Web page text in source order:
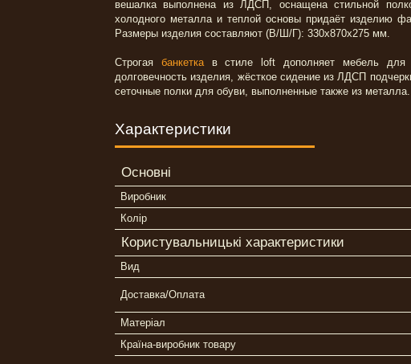
вешалка выполнена из ЛДСП, оснащена стильной
холодного металла и теплой основы придаёт изделию
Размеры изделия составляют (В/Ш/Г): 330х870х275 мм.
Строгая банкеткав стиле loft дополняет мебель для
долговечность изделия, жёсткое сидение из ЛДСП
сеточные полки для обуви, выполненные также из
Характеристики
Основні
Виробник
Колір
Користувальницькі характеристики
Вид
Доставка/Оплата
Матеріал
Країна-виробник товару